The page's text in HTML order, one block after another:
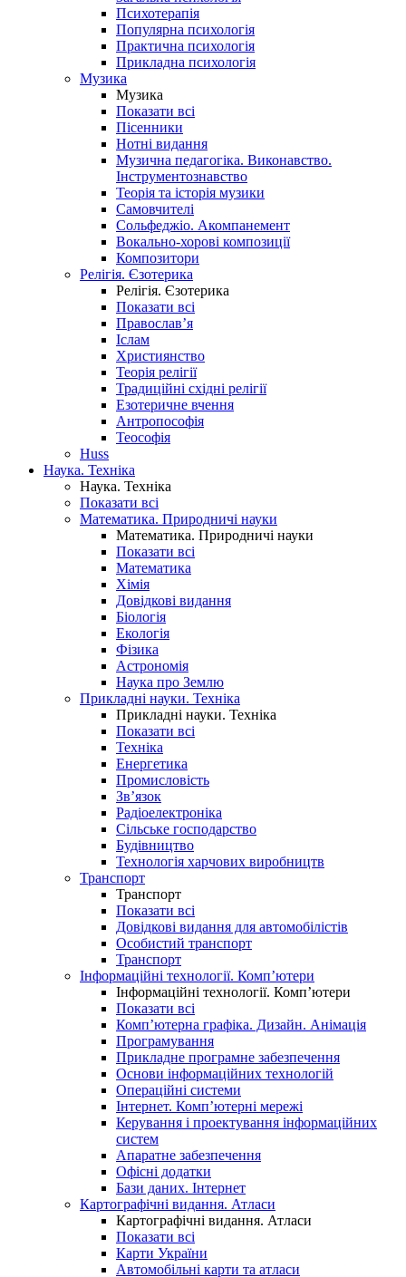
Психотерапія
Популярна психологія
Практична психологія
Прикладна психологія
Музика
Музика
Показати всі
Пісенники
Нотні видання
Музична педагогіка. Виконавство.
Інструментознавство
Теорія та історія музики
Самовчителі
Сольфеджіо. Акомпанемент
Вокально-хорові композиції
Композитори
Релігія. Єзотерика
Релігія. Єзотерика
Показати всі
Православ’я
Іслам
Християнство
Теорія релігії
Традиційні східні релігії
Езотеричне вчення
Антропософія
Теософія
Huss
Наука. Техніка
Наука. Техніка
Показати всі
Математика. Природничі науки
Математика. Природничі науки
Показати всі
Математика
Хімія
Довідкові видання
Біологія
Екологія
Фізика
Астрономія
Наука про Землю
Прикладні науки. Техніка
Прикладні науки. Техніка
Показати всі
Техніка
Енергетика
Промисловість
Зв’язок
Радіоелектроніка
Сільське господарство
Будівництво
Технологія харчових виробництв
Транспорт
Транспорт
Показати всі
Довідкові видання для автомобілістів
Особистий транспорт
Транспорт
Інформаційні технології. Комп’ютери
Інформаційні технології. Комп’ютери
Показати всі
Комп’ютерна графіка. Дизайн. Анімація
Програмування
Прикладне програмне забезпечення
Основи інформаційних технологій
Операційні системи
Інтернет. Комп’ютерні мережі
Керування і проектування інформаційних
систем
Апаратне забезпечення
Офісні додатки
Бази даних. Інтернет
Картографічні видання. Атласи
Картографічні видання. Атласи
Показати всі
Карти України
Автомобільні карти та атласи